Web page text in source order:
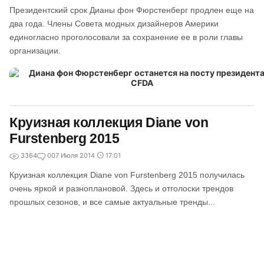
Президентский срок Дианы фон Фюрстенберг продлен еще на
два года. Члены Совета модных дизайнеров Америки
единогласно проголосовали за сохранение ее в роли главы
организации.
Круизная коллекция Diane von
Furstenberg 2015
3364 007 Июля 2014 17:01
Круизная коллекция Diane von Furstenberg 2015 получилась
очень яркой и разноплановой. Здесь и отголоски трендов
прошлых сезонов, и все самые актуальные тренды...